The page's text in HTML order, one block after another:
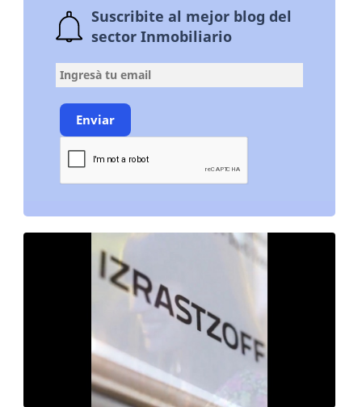
Suscribite al mejor blog del
sector Inmobiliario
Enviar